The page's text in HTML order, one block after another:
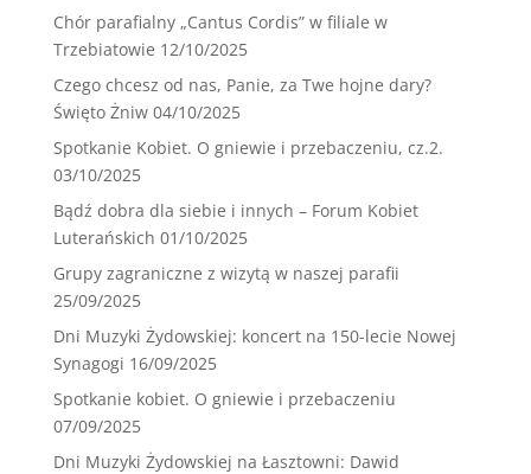
Chór parafialny „Cantus Cordis” w filiale w
Trzebiatowie 12/10/2025
Czego chcesz od nas, Panie, za Twe hojne dary?
Święto Żniw 04/10/2025
Spotkanie Kobiet. O gniewie i przebaczeniu, cz.2.
03/10/2025
Bądź dobra dla siebie i innych – Forum Kobiet
Luterańskich 01/10/2025
Grupy zagraniczne z wizytą w naszej parafii
25/09/2025
Dni Muzyki Żydowskiej: koncert na 150-lecie Nowej
Synagogi 16/09/2025
Spotkanie kobiet. O gniewie i przebaczeniu
07/09/2025
Dni Muzyki Żydowskiej na Łasztowni: Dawid